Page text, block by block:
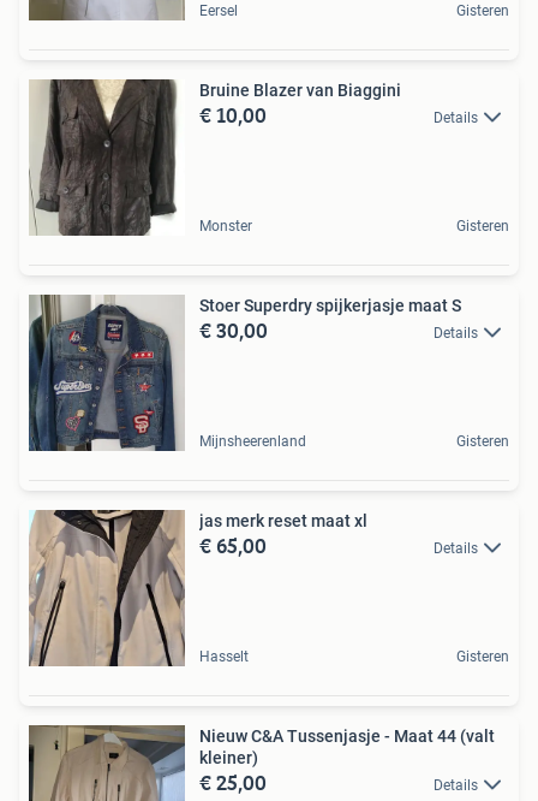
Eersel Gisteren
Bruine Blazer van Biaggini
€ 10,00 Details
Monster Gisteren
Stoer Superdry spijkerjasje maat S
€ 30,00 Details
Mijnsheerenland Gisteren
jas merk reset maat xl
€ 65,00 Details
Hasselt Gisteren
Nieuw C&A Tussenjasje - Maat 44 (valt
kleiner)
€ 25,00 Details